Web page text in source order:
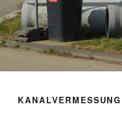
KANALVERMESSUNG